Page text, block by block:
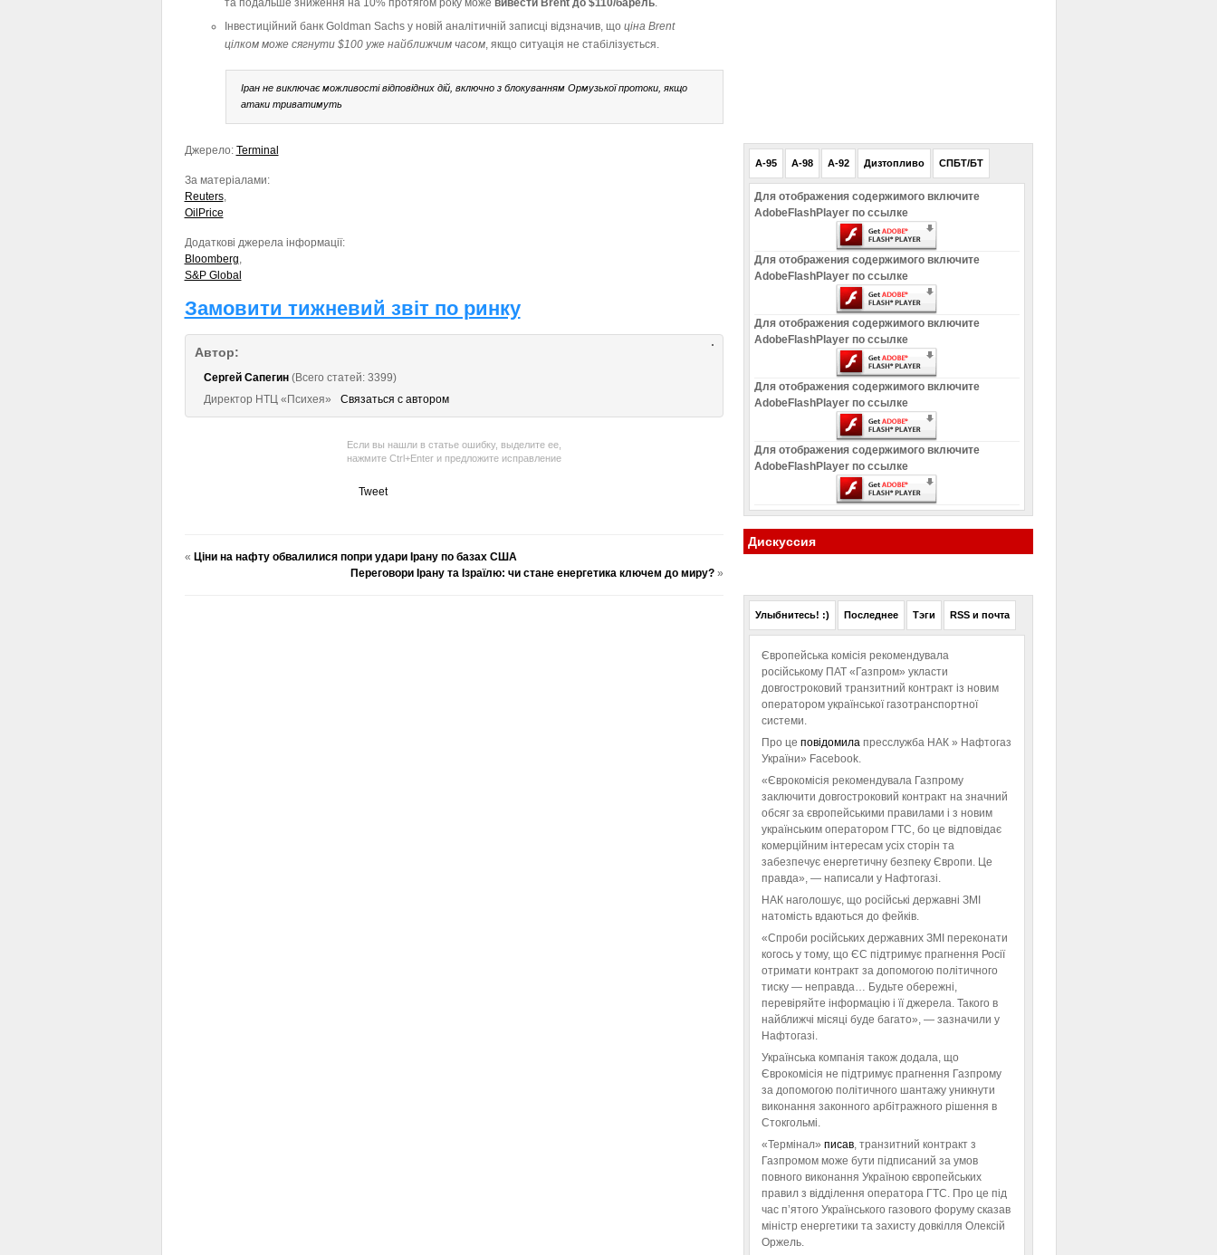
та подальше зниження на 10% протягом року може вивести Brent до $110/барель.
Інвестиційний банк Goldman Sachs у новій аналітичній записці відзначив, що ціна Brent
цілком може сягнути $100 уже найближчим часом, якщо ситуація не стабілізується.
Іран не виключає можливості відповідних дій, включно з блокуванням Ормузької протоки, якщо
атаки триватимуть
Джерело: Terminal
За матеріалами:
Reuters,
OilPrice
Додаткові джерела інформації:
Bloomberg,
S&P Global
Замовити тижневий звіт по ринку
Автор:
Сергей Сапегин(Всего статей: 3399)
Директор НТЦ «Психея»
Связаться с автором
Если вы нашли в статье ошибку, выделите ее,
нажмите Ctrl+Enter и предложите исправление
Tweet
« Ціни на нафту обвалилися попри удари Ірану по базах США
Переговори Ірану та Ізраїлю: чи стане енергетика ключем до миру?»
A-95 A-98 A-92 Дизтопливо СПБТ/БТ
Для отображения содержимого включите
AdobeFlashPlayer по ссылке
Для отображения содержимого включите
AdobeFlashPlayer по ссылке
Для отображения содержимого включите
AdobeFlashPlayer по ссылке
Для отображения содержимого включите
AdobeFlashPlayer по ссылке
Для отображения содержимого включите
AdobeFlashPlayer по ссылке
Дискуссия
Улыбнитесь! :) Последнее Тэги RSS и почта
Європейська комісія рекомендувала
російському ПАТ «Газпром» укласти
довгостроковий транзитний контракт із новим
оператором української газотранспортної
системи.
Про це повідомила пресслужба НАК » Нафтогаз
України» Facebook.
«Єврокомісія рекомендувала Газпрому
заключити довгостроковий контракт на значний
обсяг за європейськими правилами і з новим
українським оператором ГТС, бо це відповідає
комерційним інтересам усіх сторін та
забезпечує енергетичну безпеку Європи. Це
правда», — написали у Нафтогазі.
НАК наголошує, що російські державні ЗМІ
натомість вдаються до фейків.
«Спроби російських державних ЗМІ переконати
когось у тому, що ЄС підтримує прагнення Росії
отримати контракт за допомогою політичного
тиску — неправда… Будьте обережні,
перевіряйте інформацію і її джерела. Такого в
найближчі місяці буде багато», — зазначили у
Нафтогазі.
Українська компанія також додала, що
Єврокомісія не підтримує прагнення Газпрому
за допомогою політичного шантажу уникнути
виконання законного арбітражного рішення в
Стокгольмі.
«Термінал» писав, транзитний контракт з
Газпромом може бути підписаний за умов
повного виконання Україною європейських
правил з відділення оператора ГТС. Про це під
час п’ятого Українського газового форуму сказав
міністр енергетики та захисту довкілля Олексій
Оржель.